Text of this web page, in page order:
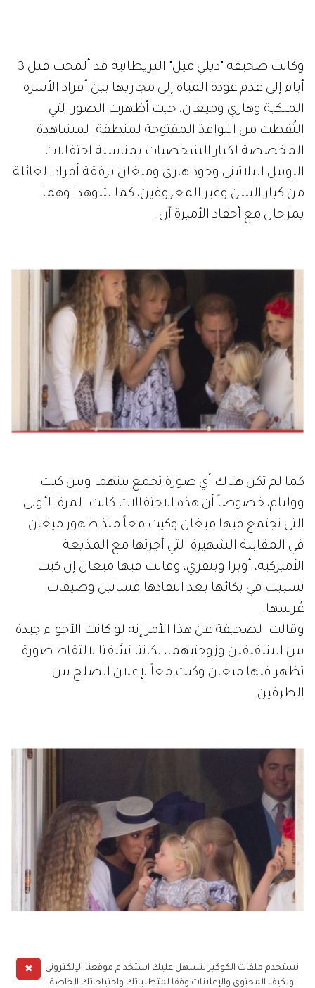
وكانت صحيفة "ديلي ميل" البريطانية قد ألمحت قبل 3
أيام إلى عدم عودة المياه إلى مجاريها بين أفراد الأسرة
الملكية وهاري وميغان، حيث أظهرت الصور التي
التُقطت من النوافذ المفتوحة لمنطقة المشاهدة
المخصصة لكبار الشخصيات بمناسبة احتفالات
اليوبيل البلاتيني وجود هاري وميغان برفقة أفراد العائلة
من كبار السن وغير المعروفين، كما شوهدا وهما
يمزحان مع أحفاد الأميرة آن.
كما لم تكن هناك أي صورة تجمع بينهما وبين كيت
ووليام، خصوصاً أن هذه الاحتفالات كانت المرة الأولى
التي تجتمع فيها ميغان وكيت معاً منذ ظهور ميغان
في المقابلة الشهيرة التي أجرتها مع المذيعة
الأميركية، أوبرا وينفري، وقالت فيها ميغان إن كيت
تسببت في بكائها بعد انتقادها فساتين وصيفات
عُرسها.
وقالت الصحيفة عن هذا الأمر إنه لو كانت الأجواء جيدة
بين الشقيقين وزوجتيهما، لكانتا نسَّقتا لالتقاط صورة
تظهر فيها ميغان وكيت معاً لإعلان الصلح بين
الطرفين.
أمراء بريطانيا هاري وميغان مشاهير العالم ✖
نستخدم ملفات الكوكيز لنسهل عليك استخدام موقعنا الإلكتروني
ونكيف المحتوى والإعلانات وفقا لمتطلباتك واحتياجاتك الخاصة